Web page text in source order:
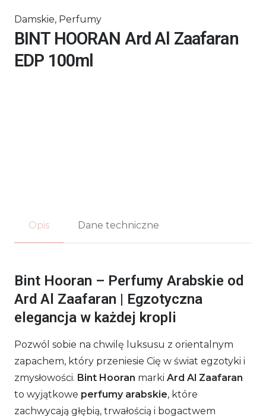
Damskie, Perfumy
BINT HOORAN Ard Al Zaafaran
EDP 100ml
Opis Dane techniczne
Bint Hooran – Perfumy Arabskie od
Ard Al Zaafaran | Egzotyczna
elegancja w każdej kropli
Pozwól sobie na chwilę luksusu z orientalnym
zapachem, który przeniesie Cię w świat egzotyki i
zmysłowości. Bint Hooran marki Ard Al Zaafaran
to wyjątkowe perfumy arabskie, które
zachwycają głębią, trwałością i bogactwem